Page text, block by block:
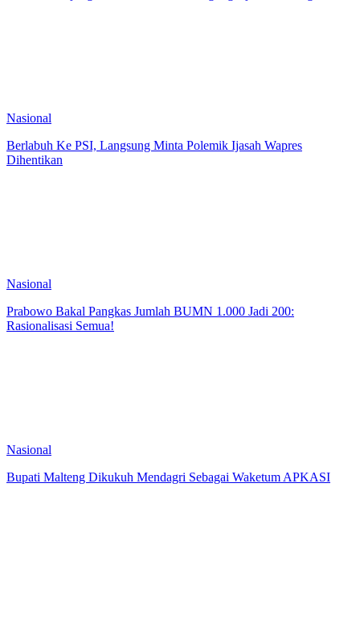
Nasional
Berlabuh Ke PSI, Langsung Minta Polemik Ijasah Wapres
Dihentikan
Nasional
Prabowo Bakal Pangkas Jumlah BUMN 1.000 Jadi 200:
Rasionalisasi Semua!
Nasional
Bupati Malteng Dikukuh Mendagri Sebagai Waketum APKASI